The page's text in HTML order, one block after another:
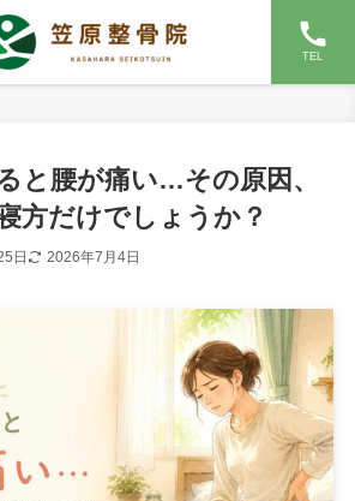
TEL
と腰が痛い…その原因、
方だけでしょうか？
日 2026年7月4日